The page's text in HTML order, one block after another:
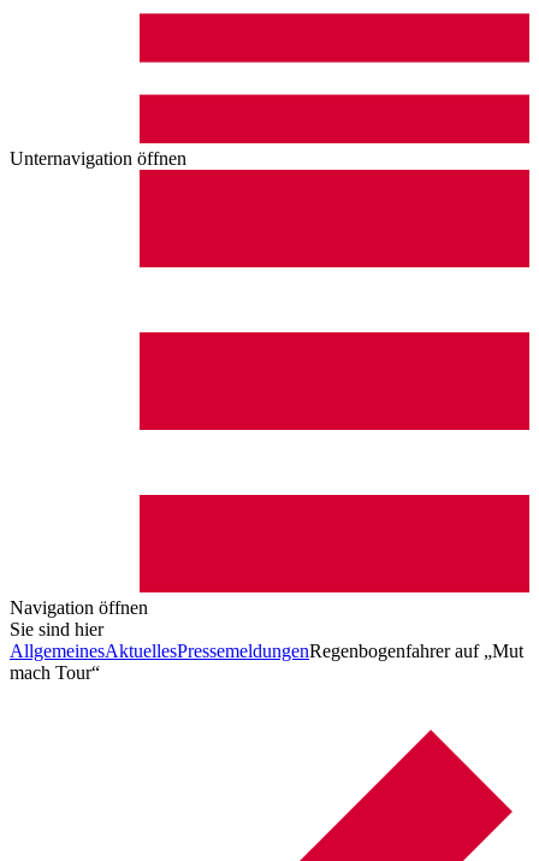
Unternavigation öffnen
Navigation öffnen
Sie sind hier
AllgemeinesAktuellesPressemeldungenRegenbogenfahrer auf „Mut
mach Tour“